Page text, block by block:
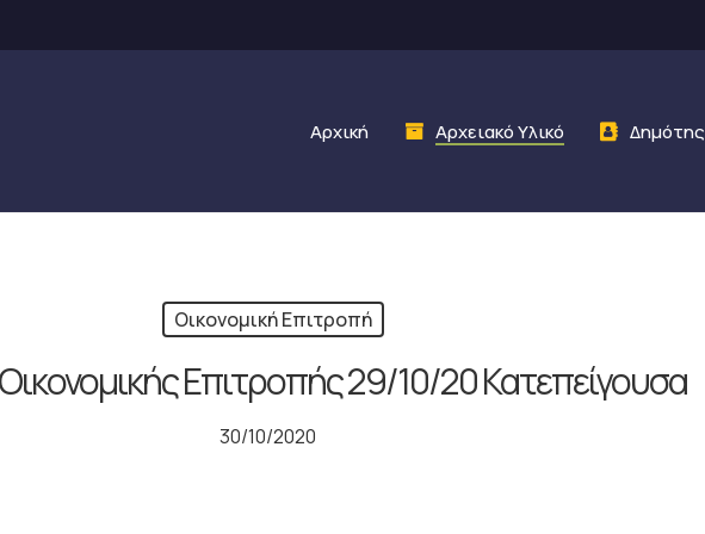
Αρχική Αρχειακό Υλικό Δημότης
Οικονομική Επιτροπή
Επιτροπής 29/10/20 Κατεπείγουσα
30/10/2020